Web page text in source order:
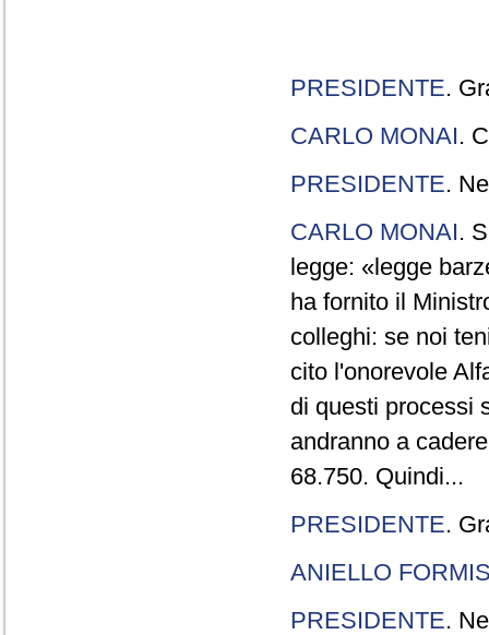
PRESIDENTE.
CARLO MONAI.
PRESIDENTE.
CARLO MONAI.
legge: «legge
ha fornito il
colleghi: se noi
cito l'onorevole
di questi processi
andranno a
68.750. Quindi...
PRESIDENTE.
ANIELLO
PRESIDENTE.